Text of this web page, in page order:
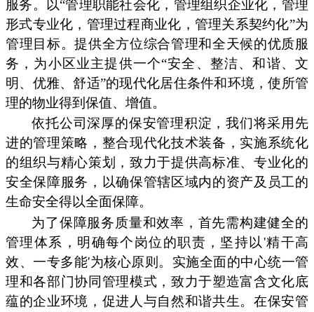
服务。以“管理职能社会化，管理组织企业化，管理
形式专业化，管理过程商业化，管理关系契约化”为
管理目标。提供全方位综合管理和全天候的优质服
务，为小区业主提供一个“安全、整洁、和谐、文
明、优雅、舒适”的现代化居住条件和环境，使所管
理的物业得到保值、增值。
依托公司深厚的保安管理积淀，我们将采用先
进的管理策略，整合现代化技术装备，实施系统化
的组织与精心策划，致力于提供高标准、专业化的
安全保障服务，以确保管辖区域内的资产及员工的
生命安全得以全面保障。
为了保障服务质量和效率，首先需构建健全的
管理体系，明确每个岗位的职责，坚持以'精干高
效、一专多能'为核心原则。实施全面的中心统一管
理和各部门协同管理模式，致力于塑造富含文化底
蕴的企业环境，促进人与自然和谐共生。在保安管